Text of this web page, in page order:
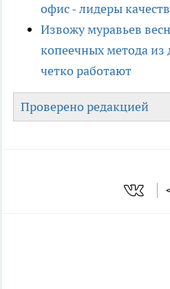
офис - лидеры
Извожу муравьев
копеечных метода из
четко работают
Проверено редакцией